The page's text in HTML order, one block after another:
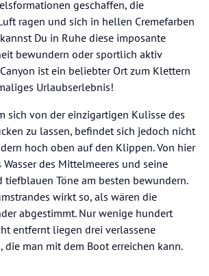
geschaffen, die
ragen und sich in hellen Cremefarben
Du in Ruhe diese imposante
bewundern oder sportlich aktiv
ist ein beliebter Ort zum Klettern
Urlaubserlebnis!
sich von der einzigartigen Kulisse des
zu lassen, befindet sich jedoch nicht
hoch oben auf den Klippen. Von hier
des Mittelmeeres und seine
tiefblauen Töne am besten bewundern.
wirkt so, als wären die
abgestimmt. Nur wenige hundert
entfernt liegen drei verlassene
die man mit dem Boot erreichen kann.